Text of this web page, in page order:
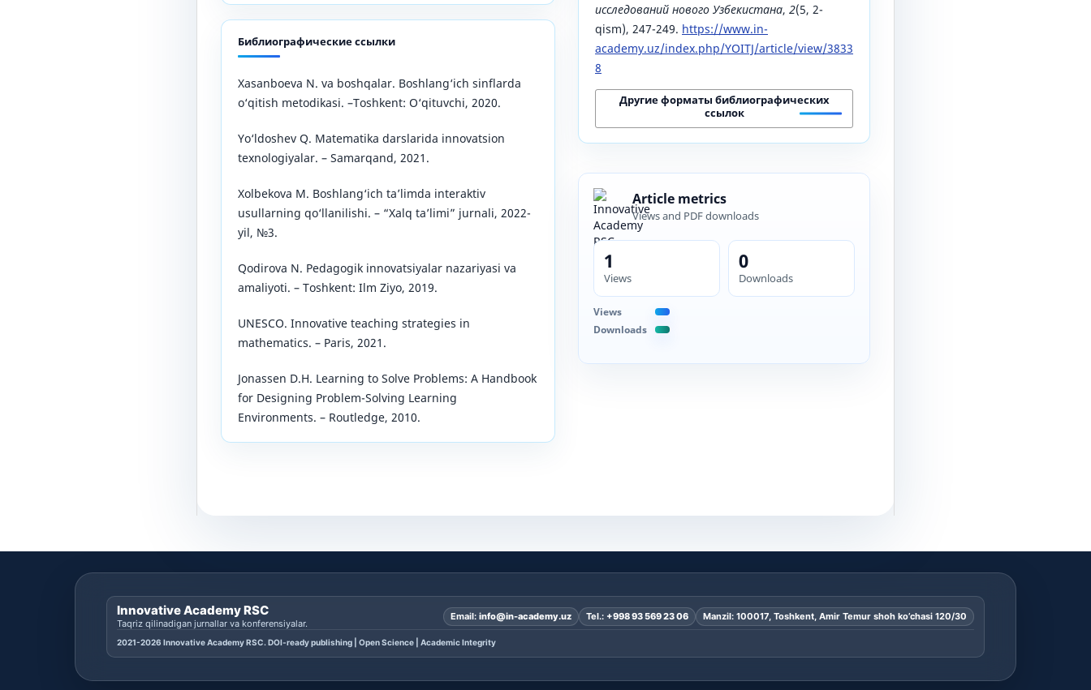
Библиографические ссылки
Xasanboeva N. va boshqalar. Boshlang‘ich sinflarda
o‘qitish metodikasi. –Toshkent: O‘qituvchi, 2020.
Yo‘ldoshev Q. Matematika darslarida innovatsion
texnologiyalar. – Samarqand, 2021.
Xolbekova M. Boshlang‘ich ta’limda interaktiv
usullarning qo‘llanilishi. – “Xalq ta’limi” jurnali, 2022-
yil, №3.
Qodirova N. Pedagogik innovatsiyalar nazariyasi va
amaliyoti. – Toshkent: Ilm Ziyo, 2019.
UNESCO. Innovative teaching strategies in
mathematics. – Paris, 2021.
Jonassen D.H. Learning to Solve Problems: A Handbook
for Designing Problem-Solving Learning
Environments. – Routledge, 2010.
исследований нового Узбекистана, 2(5, 2-
qism), 247-249. https://www.in-
academy.uz/index.php/YOITJ/article/view/3833
8
Другие форматы библиографических
ссылок
Article metrics
Views and PDF downloads
1
Views
0
Downloads
Views
Downloads
Innovative Academy RSC
Taqriz qilinadigan jurnallar va konferensiyalar.
Email: info@in-academy.uz Tel.: +998 93 569 23 06 Manzil: 100017, Toshkent, Amir Temur shoh ko’chasi 120/30
2021-2026 Innovative Academy RSC. DOI-ready publishing | Open Science | Academic Integrity